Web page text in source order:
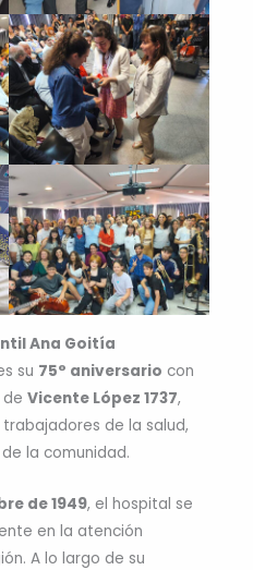
Ana Goitía
su 75° aniversario con
Vicente López 1737,
de la salud,
la comunidad.
de 1949, el hospital se
en la atención
A lo largo de su